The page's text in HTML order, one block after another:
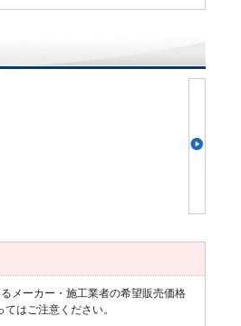
メーカー・施工業者の希望販売価格
はご注意ください。